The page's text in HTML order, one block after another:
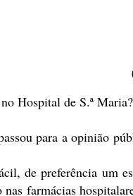
Hospital de S.ª
para a opinião
de preferência um
farmácias